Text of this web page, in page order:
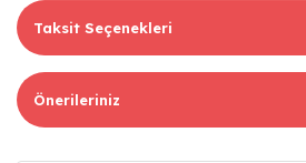
Taksit Seçenekleri
Önerileriniz